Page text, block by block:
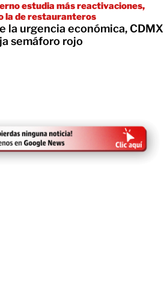
estudia más reactivaciones,
la de restauranteros
la urgencia económica, CDMX
semáforo rojo